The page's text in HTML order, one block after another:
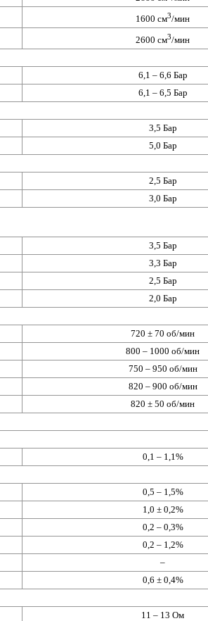
1600 см3/мин
2600 см3/мин
6,1 – 6,6 Бар
6,1 – 6,5 Бар
3,5 Бар
5,0 Бар
2,5 Бар
3,0 Бар
3,5 Бар
3,3 Бар
2,5 Бар
2,0 Бар
720 ± 70 об/мин
800 – 1000 об/мин
750 – 950 об/мин
820 – 900 об/мин
820 ± 50 об/мин
0,1 – 1,1%
0,5 – 1,5%
1,0 ± 0,2%
0,2 – 0,3%
0,2 – 1,2%
–
0,6 ± 0,4%
11 – 13 Ом